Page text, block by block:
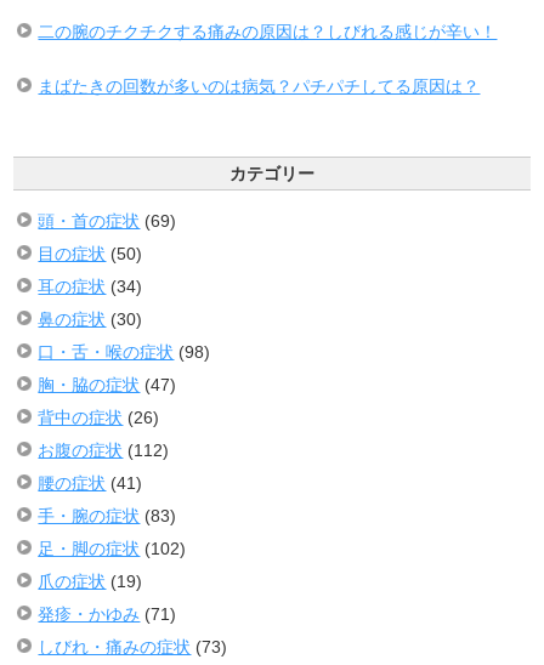
二の腕のチクチクする痛みの原因は？しびれる感じが辛い！
まばたきの回数が多いのは病気？パチパチしてる原因は？
カテゴリー
頭・首の症状 (69)
目の症状 (50)
耳の症状 (34)
鼻の症状 (30)
口・舌・喉の症状 (98)
胸・脇の症状 (47)
背中の症状 (26)
お腹の症状 (112)
腰の症状 (41)
手・腕の症状 (83)
足・脚の症状 (102)
爪の症状 (19)
発疹・かゆみ (71)
しびれ・痛みの症状 (73)